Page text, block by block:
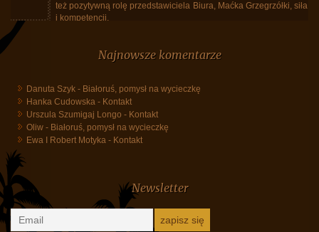
też pozytywną rolę przedstawiciela Biura, Maćka Grzegrzółki, siła spokoju
i kompetencji.
Najnowsze komentarze
Danuta Szyk-Białoruś, pomysł na wycieczkę
Ewa I Robert Motyka
Kontakt